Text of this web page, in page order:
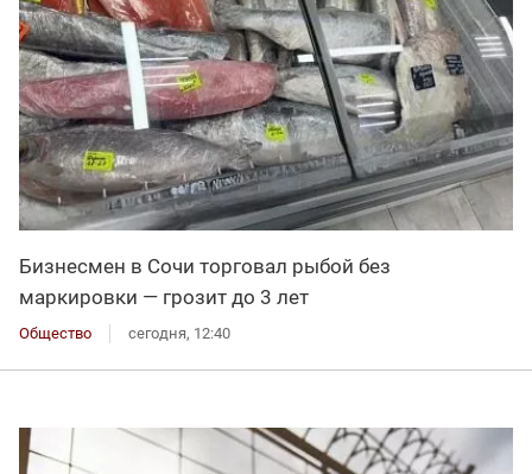
Бизнесмен в Сочи торговал рыбой без
маркировки — грозит до 3 лет
Общество сегодня, 12:40